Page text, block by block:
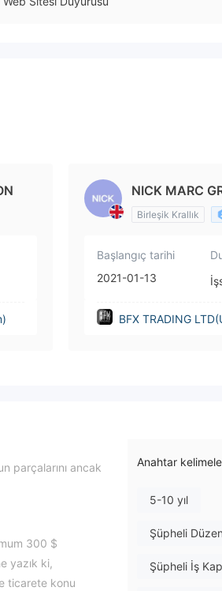
NICK MARC
Birleşik Krallık
Başlangıç tarihi
2021-01-13
BFX TRADING
parçalarını ancak
300 $
yazık ki,
ticarete konu
Anahtar
5-10 yıl
Şüpheli
Şüpheli İş